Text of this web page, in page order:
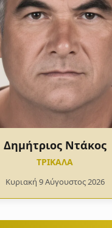
Δημήτριος Ντάκος
ΤΡΙΚΑΛΑ
Κυριακή 9 Αύγουστος 2026